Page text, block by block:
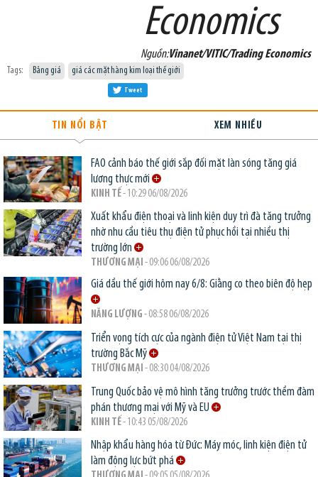
Economics
Nguồn:Vinanet/VITIC/Trading Economics
Tags: Bảng giá giá các mặt hàng kim loại thế giới
Tweet
TIN NỔI BẬT XEM NHIỀU
FAO cảnh báo thế giới sắp đối mặt làn sóng tăng giá
lương thực mới
KINH TẾ- 10:29 06/08/2026
Xuất khẩu điện thoại và linh kiện duy trì đà tăng trưởng
nhờ nhu cầu tiêu thụ điện tử phục hồi tại nhiều thị
trường lớn
THƯƠNG MẠI - 09:06 06/08/2026
Giá dầu thế giới hôm nay 6/8: Giằng co theo biên độ hẹp
NĂNG LƯỢNG - 08:58 06/08/2026
Triển vọng tích cực của ngành điện tử Việt Nam tại thị
trường Bắc Mỹ
THƯƠNG MẠI - 08:30 04/08/2026
Trung Quốc bảo vệ mô hình tăng trưởng trước thềm đàm
phán thương mại với Mỹ và EU
KINH TẾ- 10:43 05/08/2026
Nhập khẩu hàng hóa từ Đức: Máy móc, linh kiện điện tử
làm động lực bứt phá